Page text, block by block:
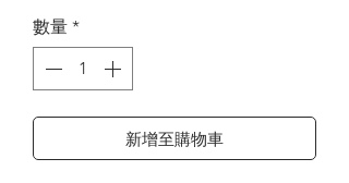
數量 *
新增至購物車